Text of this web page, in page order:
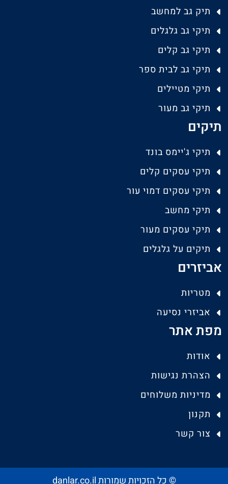
תיק גב למחשב
תיקי גב גלגלים
תיקי גב קלים
תיקי גב לבית ספר
תיקי מטיילים
תיקי גב מעור
תיקים
תיקי ג'יימס בונד
תיקי עסקים קלים
תיקי עסקים דמוי עור
תיקי מחשב
תיקי עסקים מעור
תיקים על גלגלים
אביזרים
מטריות
אביזרי נסיעה
מפת אתר
אודות
הצהרת נגישות
מדיניות משלוחים
תקנון
צור קשר
© כל הזכויות שמורות danlar.co.il